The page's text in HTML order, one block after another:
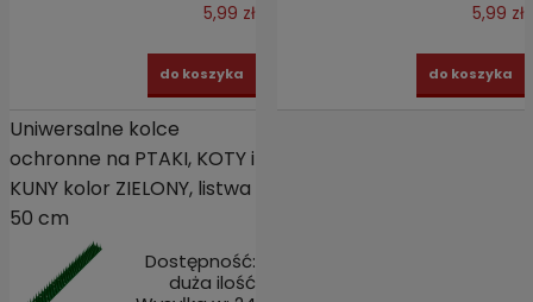
5,99 zł
do koszyka
5,99 zł
do koszyka
Uniwersalne kolce
ochronne na PTAKI, KOTY i
KUNY kolor ZIELONY, listwa
50 cm
Dostępność:
duża ilość